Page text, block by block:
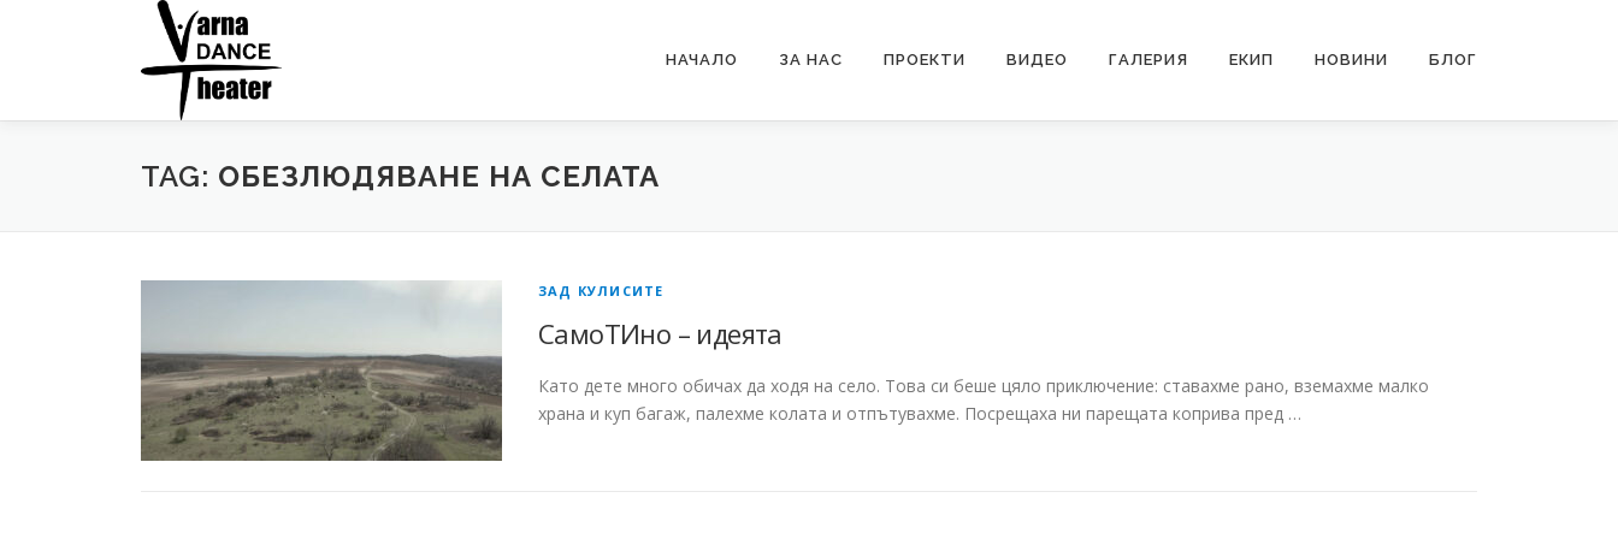
НАЧАЛО ЗА НАС ПРОЕКТИ ВИДЕО ГАЛЕРИЯ ЕКИП НОВИНИ БЛОГ
TAG: ОБЕЗЛЮДЯВАНЕ НА СЕЛАТА
ЗАД КУЛИСИТЕ
СамоТИно – идеята
Като дете много обичах да ходя на село. Това си беше цяло приключение: ставахме рано, вземахме малко
храна и куп багаж, палехме колата и отпътувахме. Посрещаха ни парещата коприва пред …